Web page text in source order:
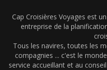
Cap Croisières Voyages est
entreprise de la
Tous les navires, toutes les
compagnies ... c'est le
service accueillant et au